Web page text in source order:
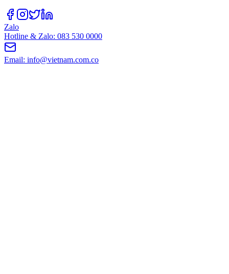
Zalo
Hotline & Zalo: 083 530 0000
Email: info@vietnam.com.co